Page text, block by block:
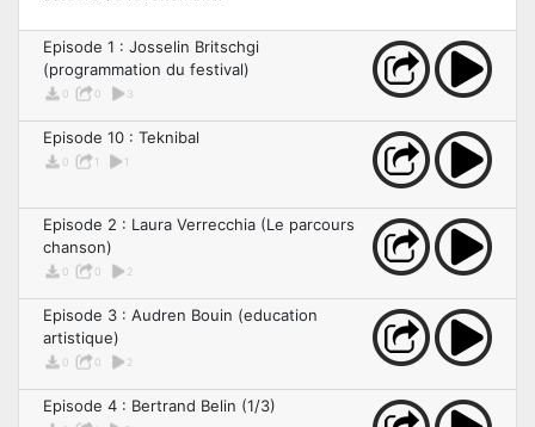
Episode 1 : Josselin Britschgi
(programmation du festival)
0 0 3
Episode 10 : Teknibal
0 1 1
Episode 2 : Laura Verrecchia (Le parcours
chanson)
0 0 2
Episode 3 : Audren Bouin (education
artistique)
0 0 2
Episode 4 : Bertrand Belin (1/3)